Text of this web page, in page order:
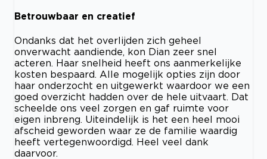
Betrouwbaar en creatief
Ondanks dat het overlijden zich geheel
onverwacht aandiende, kon Dian zeer snel
acteren. Haar snelheid heeft ons aanmerkelijke
kosten bespaard. Alle mogelijk opties zijn door
haar onderzocht en uitgewerkt waardoor we een
goed overzicht hadden over de hele uitvaart. Dat
scheelde ons veel zorgen en gaf ruimte voor
eigen inbreng. Uiteindelijk is het een heel mooi
afscheid geworden waar ze de familie waardig
heeft vertegenwoordigd. Heel veel dank
daarvoor.